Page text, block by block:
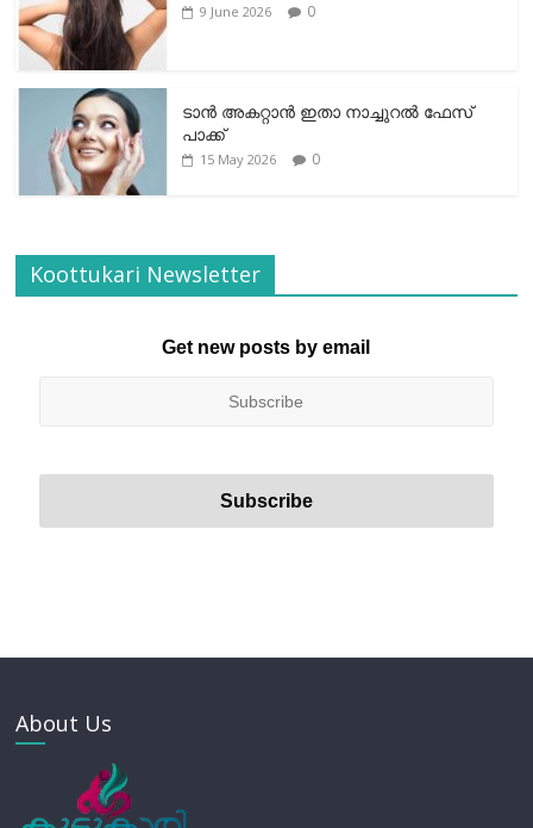
9 June 2026 0
ടാന്‍ അകറ്റാന്‍ ഇതാ നാച്ചുറല്‍ ഫേസ്
പാക്ക്
15 May 2026 0
Koottukari Newsletter
Get new posts by email
About Us